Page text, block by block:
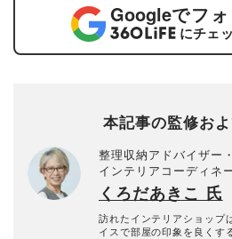
Googleでフ
にチェ
本記事の監修お
整理収納アドバイザー・
インテリアコーディネ
くろだあきこ 氏
訪れたインテリアショップ
イスで部屋の印象を良くす